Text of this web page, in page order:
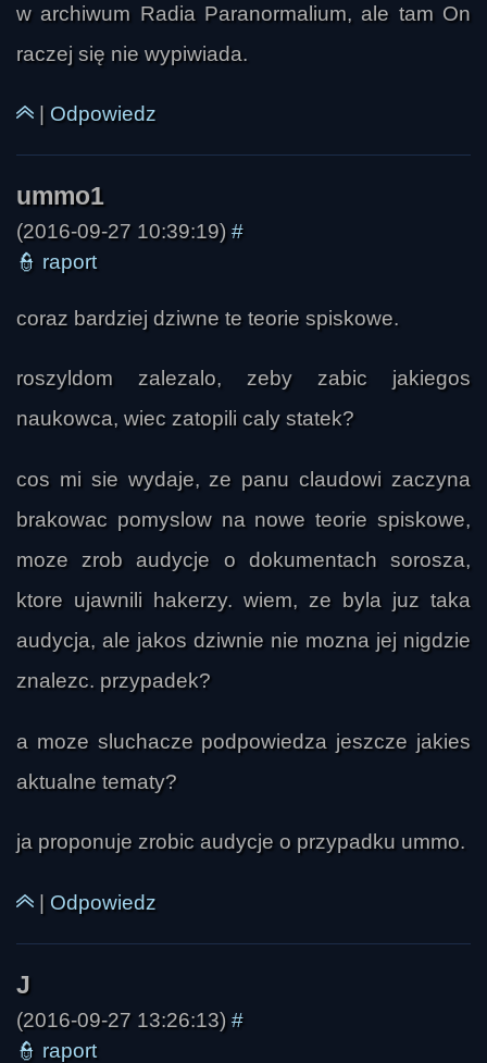
w archiwum Radia Paranormalium, ale tam On
raczej się nie wypiwiada.
Odpowiedz
(2016-09-27 10:39:19) #
👮 raport
coraz bardziej dziwne te teorie spiskowe.
roszyldom zalezalo, zeby zabic jakiegos
naukowca, wiec zatopili caly statek?
cos mi sie wydaje, ze panu claudowi zaczyna
brakowac pomyslow na nowe teorie spiskowe,
moze zrob audycje o dokumentach sorosza,
ktore ujawnili hakerzy. wiem, ze byla juz taka
audycja, ale jakos dziwnie nie mozna jej nigdzie
znalezc. przypadek?
a moze sluchacze podpowiedza jeszcze jakies
aktualne tematy?
ja proponuje zrobic audycje o przypadku ummo.
Odpowiedz
(2016-09-27 13:26:13) #
👮 raport